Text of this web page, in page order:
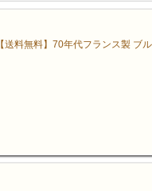
【送料無料】70年代フランス製 ブ